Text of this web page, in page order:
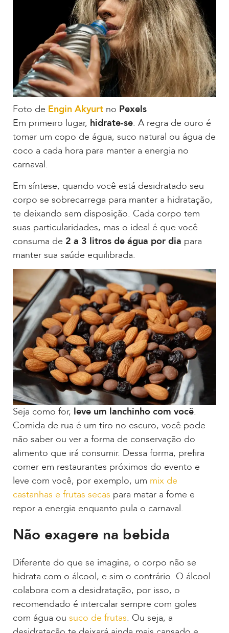
Foto de Engin Akyurt no Pexels
Em primeiro lugar, hidrate-se. A regra de ouro é
tomar um copo de água, suco natural ou água de
coco a cada hora para manter a energia no
carnaval.
Em síntese, quando você está desidratado seu
corpo se sobrecarrega para manter a hidratação,
te deixando sem disposição. Cada corpo tem
suas particularidades, mas o ideal é que você
consuma de 2 a 3 litros de água por dia para
manter sua saúde equilibrada.
Seja como for, leve um lanchinho com você.
Comida de rua é um tiro no escuro, você pode
não saber ou ver a forma de conservação do
alimento que irá consumir. Dessa forma, prefira
comer em restaurantes próximos do evento e
leve com você, por exemplo, um mix de
castanhas e frutas secas para matar a fome e
repor a energia enquanto pula o carnaval.
Não exagere na bebida
Diferente do que se imagina, o corpo não se
hidrata com o álcool, e sim o contrário. O álcool
colabora com a desidratação, por isso, o
recomendado é intercalar sempre com goles
com água ou suco de frutas. Ou seja, a